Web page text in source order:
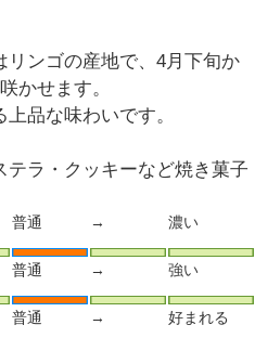
ンゴの産地で、4月下旬か
かせます。
品な味わいです。
ラ・クッキーなど焼き菓子
普通 → 濃い
普通 → 強い
普通 → 好まれる